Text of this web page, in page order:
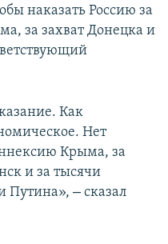
наказать Россию за
за захват Донецка и
Как
Нет
Крыма, за
и за тысячи
Путина», – сказал